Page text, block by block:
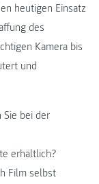
heutigen Einsatz
des
Kamera bis
und
bei der
erhältlich?
Film selbst